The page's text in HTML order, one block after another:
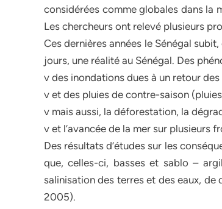
considérées comme globales dans la
Les chercheurs ont relevé plusieurs
Ces dernières années le Sénégal
jours, une réalité au Sénégal. Des
v des inondations dues à un retour des
v et des pluies de contre-saison
v mais aussi, la déforestation, la
v et l’avancée de la mer sur plusieurs
Des résultats d’études sur les
que, celles-ci, basses et sablo –
salinisation des terres et des eaux,
2005).